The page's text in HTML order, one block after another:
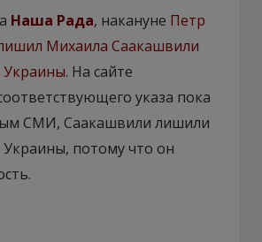
Наша Рада, накануне Петр
Михаила Саакашвили
Украины. На сайте
указа пока
СМИ, Саакашвили лишили
Украины, потому что он